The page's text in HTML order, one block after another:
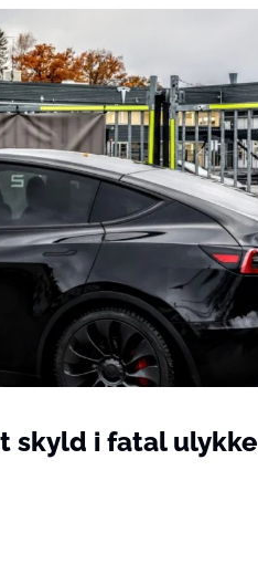
skyld i fatal ulykke